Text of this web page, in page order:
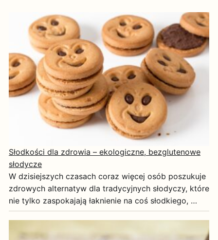
Słodkości dla zdrowia – ekologiczne, bezglutenowe
słodycze
W dzisiejszych czasach coraz więcej osób poszukuje
zdrowych alternatyw dla tradycyjnych słodyczy, które
nie tylko zaspokajają łaknienie na coś słodkiego, …